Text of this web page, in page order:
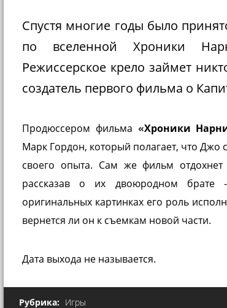
Спустя многие годы было
по вселенной Хроники
Режиссерское крело займет
создатель первого фильма о
Продюссером фильма «Хроники
Марк Гордон, который полагает, что Джо
своего опыта. Сам же фильм
рассказав о их двоюродном брате
оригинальных картинках его роль
вернется ли он к съемкам новой части.
Дата выхода не называется.
Рубрика: Игры